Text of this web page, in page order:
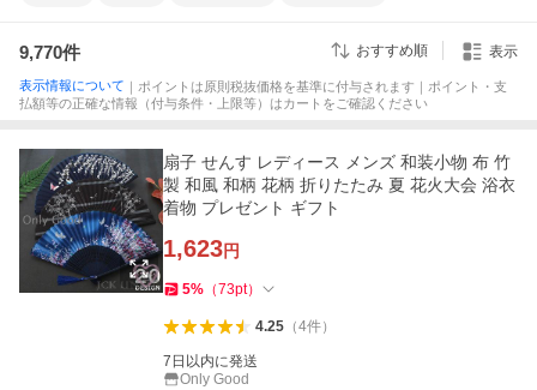
9,770件 おすすめ順 表示
表示情報について ｜ポイントは原則税抜価格を基準に付与されます｜ポイント・支
払額等の正確な情報（付与条件・上限等）はカートをご確認ください
扇子 せんす レディース メンズ 和装小物 布 竹
製 和風 和柄 花柄 折りたたみ 夏 花火大会 浴衣
着物 プレゼント ギフト
1,623円
5% （73pt）
4.25（4件）
7日以内に発送
Only Good